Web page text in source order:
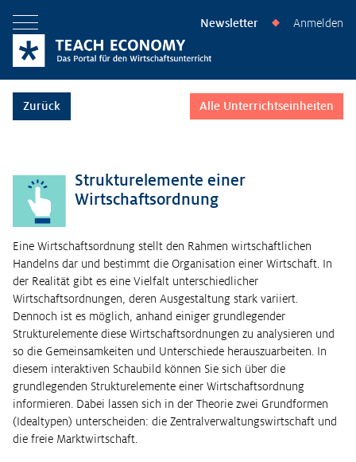
Menü öffnen Newsletter ◆ Anmelden
Zurück Alle Unterrichtseinheiten
Strukturelemente einer
Wirtschaftsordnung
Eine Wirtschaftsordnung stellt den Rahmen wirtschaftlichen
Handelns dar und bestimmt die Organisation einer Wirtschaft. In
der Realität gibt es eine Vielfalt unterschiedlicher
Wirtschaftsordnungen, deren Ausgestaltung stark variiert.
Dennoch ist es möglich, anhand einiger grundlegender
Strukturelemente diese Wirtschaftsordnungen zu analysieren und
so die Gemeinsamkeiten und Unterschiede herauszuarbeiten. In
diesem interaktiven Schaubild können Sie sich über die
grundlegenden Strukturelemente einer Wirtschaftsordnung
informieren. Dabei lassen sich in der Theorie zwei Grundformen
(Idealtypen) unterscheiden: die Zentralverwaltungswirtschaft und
die freie Marktwirtschaft.